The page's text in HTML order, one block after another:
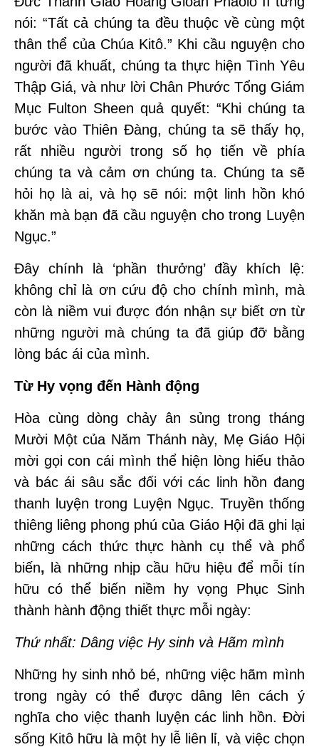
nói: “Tất cả chúng ta đều thuộc về cùng một
thân thể của Chúa Kitô.” Khi cầu nguyện cho
người đã khuất, chúng ta thực hiện Tình Yêu
Thập Giá, và như lời Chân Phước Tổng Giám
Mục Fulton Sheen quả quyết: “Khi chúng ta
bước vào Thiên Đàng, chúng ta sẽ thấy họ,
rất nhiều người trong số họ tiến về phía
chúng ta và cảm ơn chúng ta. Chúng ta sẽ
hỏi họ là ai, và họ sẽ nói: một linh hồn khó
khăn mà bạn đã cầu nguyện cho trong Luyện
Ngục.”
Đây chính là ‘phần thưởng’ đầy khích lệ:
không chỉ là ơn cứu độ cho chính mình, mà
còn là niềm vui được đón nhận sự biết ơn từ
những người mà chúng ta đã giúp đỡ bằng
lòng bác ái của mình.
Từ Hy vọng đến Hành động
Hòa cùng dòng chảy ân sủng trong tháng
Mười Một của Năm Thánh này, Mẹ Giáo Hội
mời gọi con cái mình thể hiện lòng hiếu thảo
và bác ái sâu sắc đối với các linh hồn đang
thanh luyện trong Luyện Ngục. Truyền thống
thiêng liêng phong phú của Giáo Hội đã ghi lại
những cách thức thực hành cụ thể và phổ
biến, là những nhịp cầu hữu hiệu để mỗi tín
hữu có thể biến niềm hy vọng Phục Sinh
thành hành động thiết thực mỗi ngày:
Thứ nhất: Dâng việc Hy sinh và Hãm mình
Những hy sinh nhỏ bé, những việc hãm mình
trong ngày có thể được dâng lên cách ý
nghĩa cho việc thanh luyện các linh hồn. Đời
sống Kitô hữu là một hy lễ liên lỉ, và việc chọn